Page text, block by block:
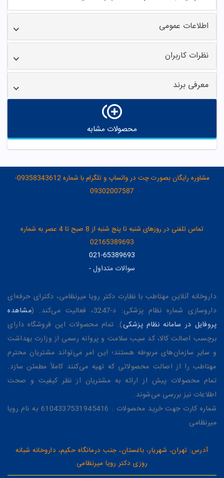
اطلاعات عمومی
نظرات کاربران
معرفی برند
محصولات مشابه
مشاوره رایگان بصورت چت در واتساپ و تلگرام با شماره 09358343612-
09302007587
تماس تلفنی در روزهای شنبه تا پنج شنبه از 8 صبح تا 4 عصر به شماره
02165389693
021-65389693
سوالات متداول-
داروخانه آنلاین مهتاطب با نظارت دکتر رویا میرنظامی، دکترای حرفه‌ای
داروسازی شماره نظام پزشکی: د-3247، فعالیت می‌کند. (
مشاهده
پروفایل در سامانه نظام پزشکی). تمام محصولات این فروشگاه دارای
برچسب اصالت کالا، کد سیب سلامت و پروانه رسمی از وزارت بهداشت
و سایر سازمان‌های مربوطه هستند؛ این امر می‌تواند مشتریان محترم
مهتاطب را از اصالت محصولاتی که تهیه می‌کنند کاملاً مطمئن سازد.
تمام محصولات پیش از ارائه به مشتریان از نظر کیفیت و صحت
اطلاعات نیز بررسی می‌شوند.
شماره کارت جهت خرید محصولات : 6104337531945416 به نام رویا
میرنظامی
آدرس: تهران، شهریار، باغستان، جنب درمانگاه حکیم، داروخانه شبانه
روزی دکتر رویا میرنظامی